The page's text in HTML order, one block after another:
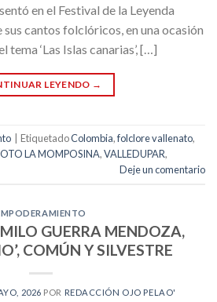
en el Festival de la Leyenda
sus cantos folclóricos, en una ocasión
‘Las Islas canarias’, […]
LEYENDO →
EtiquetadoColombia,folclore vallenato,
LA MOMPOSINA,VALLEDUPAR,
Deje un comentario
GUERRA MENDOZA,
COMÚN Y SILVESTRE
2026 POR REDACCIÓN OJO PELAO'